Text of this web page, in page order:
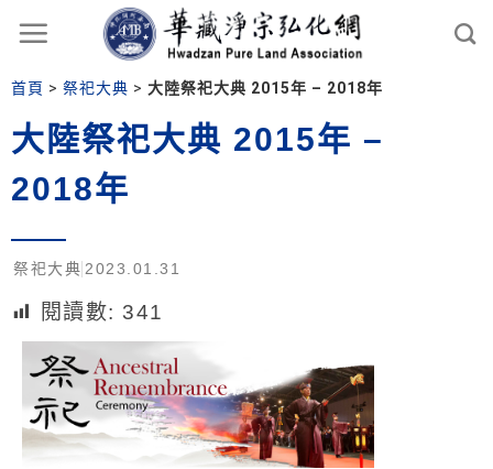
首頁 > 祭祀大典 > 大陸祭祀大典 2015年 – 2018年
大陸祭祀大典 2015年 –
2018年
祭祀大典 2023.01.31
閱讀數: 341